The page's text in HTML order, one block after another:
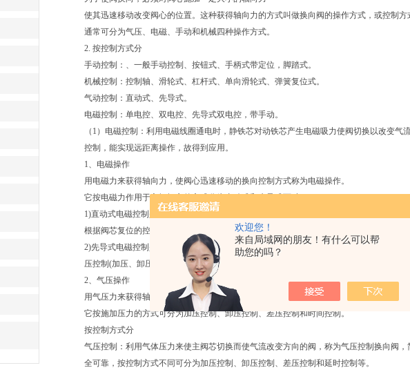
欢迎您！
来自局域网的朋友！有什么可以帮
助您的吗？
使其迅速移动改变阀心的位置。这种获得轴向力的方式叫做换向阀的操作方式，或控制方
通常可分为气压、电磁、手动和机械四种操作方式。
2. 按控制方式分
手动控制：、一般手动控制、按钮式、手柄式带定位，脚踏式。
机械控制：控制轴、滑轮式、杠杆式、单向滑轮式、弹簧复位式。
气动控制：直动式、先导式。
电磁控制：单电控、双电控、先导式双电控，带手动。
（1）电磁控制：利用电磁线圈通电时，静铁芯对动铁芯产生电磁吸力使阀切换以改变
控制，能实现远距离操作，故得到应用。
1、电磁操作
用电磁力来获得轴向力，使阀心迅速移动的换向控制方式称为电磁操作。
它按电磁力作用于主阀阀心的方式分为直动式和先导式两种。
1)直动式电磁控制是用电磁铁产生的电磁力直接推动阀心来实现换向的一种电磁控制阀。
根据阀芯复位的控制方式可分为单电控和双电控。
2)先导式电磁控制是指由先导式电磁阀(一般为直动式电磁控制换向阀)输出的气压力来
压控制(加压、卸压、差压等)的复合控制，通常称为先导式电磁气控。
2、气压操作
用气压力来获得轴向力使阀心迅速移动换向的操作方式叫做气压操作。
它按施加压力的方式可分为加压控制、卸压控制、差压控制和时间控制。
按控制方式分
气压控制：利用气体压力来使主阀芯切换而使气流改变方向的阀，称为气压控制换向阀
全可靠，按控制方式不同可分为加压控制、卸压控制、差压控制和延时控制等。